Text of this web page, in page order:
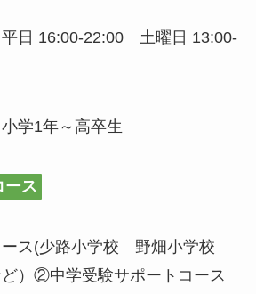
平日 16:00-22:00 土曜日 13:00-
学1年～高卒生
ース
ス(少路小学校 野畑小学校
）②中学受験サポートコース